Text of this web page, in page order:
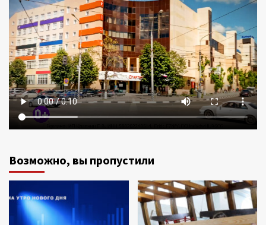
Возможно, вы пропустили